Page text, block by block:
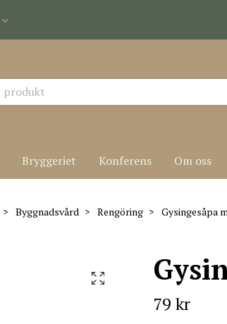
Bryggeriet Konferens Om oss
Byggnadsvård Rengöring Gysingesåpa
79 kr